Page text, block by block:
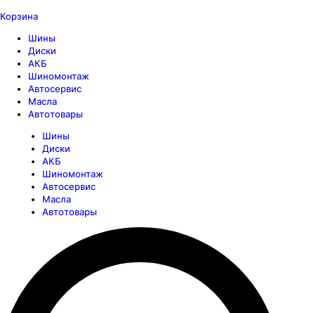
Корзина
Шины
Диски
АКБ
Шиномонтаж
Автосервис
Масла
Автотовары
Шины
Диски
АКБ
Шиномонтаж
Автосервис
Масла
Автотовары